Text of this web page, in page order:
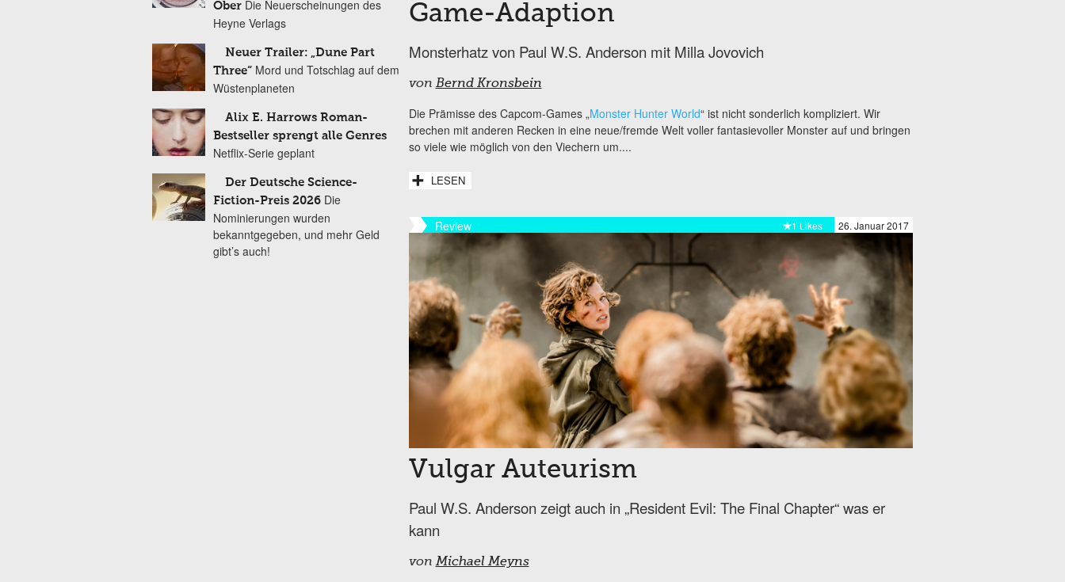
Game-Adaption
Monsterhatz von Paul W.S. Anderson mit Milla Jovovich
von Bernd Kronsbein
Die Prämisse des Capcom-Games „Monster Hunter World“ ist nicht sonderlich kompliziert. Wir
brechen mit anderen Recken in eine neue/fremde Welt voller fantasievoller Monster auf und bringen
so viele wie möglich von den Viechern um....
LESEN
Review 26. Januar 2017
1 Likes
Vulgar Auteurism
Paul W.S. Anderson zeigt auch in „Resident Evil: The Final Chapter“ was er
kann
vonMichael Meyns
Ober Die Neuerscheinungen des
Heyne Verlags
Neuer Trailer: „Dune Part
Three“ Mord und Totschlag auf dem
Wüstenplaneten
Alix E. Harrows Roman-
Bestseller sprengt alle Genres
Netflix-Serie geplant
Der Deutsche Science-
Fiction-Preis 2026 Die
Nominierungen wurden
bekanntgegeben, und mehr Geld
gibt’s auch!